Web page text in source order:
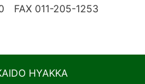
FAX 011-205-1253
HYAKKA